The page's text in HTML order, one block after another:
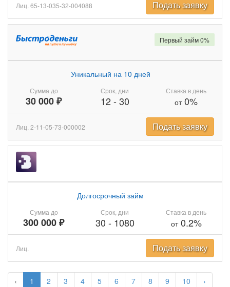
‹ 1 2 3 4 5 6 7 8 9 10 ›
Лиц. 65-13-035-32-004088 Подать заявку
Сумма до
30 000 ₽
Уникальный на 10 дней
Срок, дни
12- 30
Ставка в день
от0%
Первый займ 0%
Лиц. 2-11-05-73-000002 Подать заявку
Сумма до
300 000 ₽
Долгосрочный займ
Срок, дни
30 - 1080
Ставка в день
от0.2%
Лиц. Подать заявку